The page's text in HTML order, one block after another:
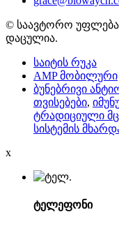
© საავტორო უფლება
დაცულია.
საიტის რუკა
AMP მობილური
ბუნებრივი
თვისებები,
ტრადიციული
სისტემის
x
ტელეფონი